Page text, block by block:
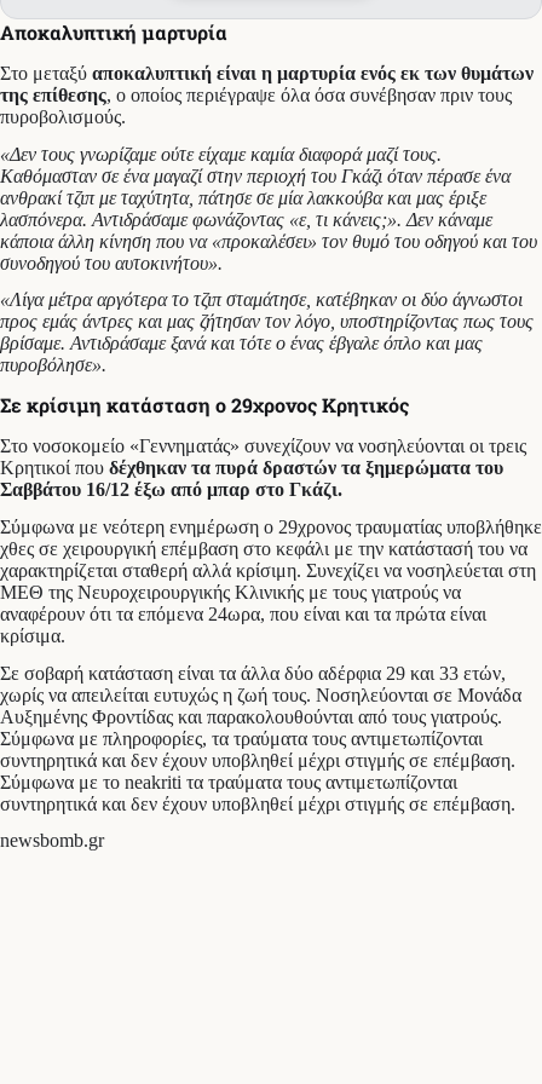
Αποκαλυπτική μαρτυρία
Στο μεταξύ αποκαλυπτική είναι η μαρτυρία ενός εκ των θυμάτων
της επίθεσης, ο οποίος περιέγραψε όλα όσα συνέβησαν πριν τους
πυροβολισμούς.
«Δεν τους γνωρίζαμε ούτε είχαμε καμία διαφορά μαζί τους.
Καθόμασταν σε ένα μαγαζί στην περιοχή του Γκάζι όταν πέρασε ένα
ανθρακί τζιπ με ταχύτητα, πάτησε σε μία λακκούβα και μας έριξε
λασπόνερα. Αντιδράσαμε φωνάζοντας «ε, τι κάνεις;». Δεν κάναμε
κάποια άλλη κίνηση που να «προκαλέσει» τον θυμό του οδηγού και του
συνοδηγού του αυτοκινήτου».
«Λίγα μέτρα αργότερα το τζιπ σταμάτησε, κατέβηκαν οι δύο άγνωστοι
προς εμάς άντρες και μας ζήτησαν τον λόγο, υποστηρίζοντας πως τους
βρίσαμε. Αντιδράσαμε ξανά και τότε ο ένας έβγαλε όπλο και μας
πυροβόλησε».
Σε κρίσιμη κατάσταση ο 29χρονος Κρητικός
Στο νοσοκομείο «Γεννηματάς» συνεχίζουν να νοσηλεύονται οι τρεις
Κρητικοί που δέχθηκαν τα πυρά δραστών τα ξημερώματα του
Σαββάτου 16/12 έξω από μπαρ στο Γκάζι.
Σύμφωνα με νεότερη ενημέρωση ο 29χρονος τραυματίας υποβλήθηκε
χθες σε χειρουργική επέμβαση στο κεφάλι με την κατάστασή του να
χαρακτηρίζεται σταθερή αλλά κρίσιμη. Συνεχίζει να νοσηλεύεται στη
ΜΕΘ της Νευροχειρουργικής Κλινικής με τους γιατρούς να
αναφέρουν ότι τα επόμενα 24ωρα, που είναι και τα πρώτα είναι
κρίσιμα.
Σε σοβαρή κατάσταση είναι τα άλλα δύο αδέρφια 29 και 33 ετών,
χωρίς να απειλείται ευτυχώς η ζωή τους. Νοσηλεύονται σε Μονάδα
Αυξημένης Φροντίδας και παρακολουθούνται από τους γιατρούς.
Σύμφωνα με πληροφορίες, τα τραύματα τους αντιμετωπίζονται
συντηρητικά και δεν έχουν υποβληθεί μέχρι στιγμής σε επέμβαση.
Σύμφωνα με το neakriti τα τραύματα τους αντιμετωπίζονται
συντηρητικά και δεν έχουν υποβληθεί μέχρι στιγμής σε επέμβαση.
newsbomb.gr